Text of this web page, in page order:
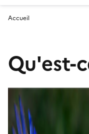
Accueil
Qu'est-